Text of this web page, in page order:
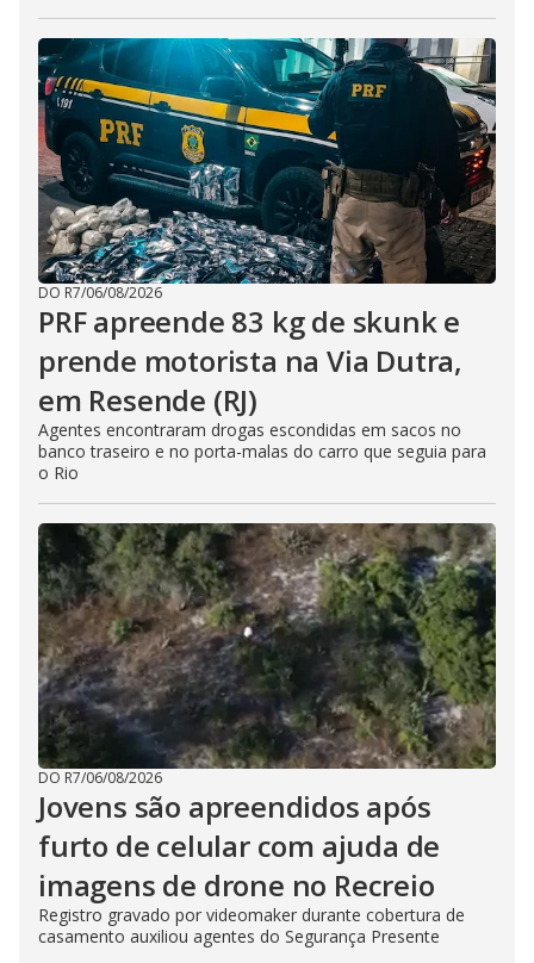
DO R7/06/08/2026
PRF apreende 83 kg de skunk e
prende motorista na Via Dutra,
em Resende (RJ)
Agentes encontraram drogas escondidas em sacos no
banco traseiro e no porta-malas do carro que seguia para
o Rio
DO R7/06/08/2026
Jovens são apreendidos após
furto de celular com ajuda de
imagens de drone no Recreio
Registro gravado por videomaker durante cobertura de
casamento auxiliou agentes do Segurança Presente